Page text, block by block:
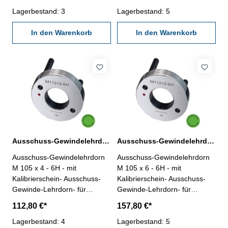
Lehrenstahl- Norm DIN 13,
6H- mit Erleichterungsbohrung
und zwei Handgriffen
Nennmaß: M 105 x 2
Lagerbestand: 3
In den Warenkorb
Lehrenstahl- Norm DIN 13,
6H- mit Erleichterungsbohrung
und zwei Handgriffen
Nennmaß: M 105 x 3
Lagerbestand: 5
In den Warenkorb
Ausschuss-Gewindelehrdorn M 105 x 4 - 6H DIN 13
Ausschuss-Gewindelehrdorn
M 105 x 4 - 6H - mit
Kalibrierschein- Ausschuss-
Gewinde-Lehrdorn- für
rechts- aus gehärtetem
Lehrenstahl- Norm DIN 13,
112,80 €*
Lagerbestand: 4
Ausschuss-Gewindelehrdorn M 105 x 6 - 6H DIN 13
Ausschuss-Gewindelehrdorn
M 105 x 6 - 6H - mit
Kalibrierschein- Ausschuss-
Gewinde-Lehrdorn- für
rechts- aus gehärtetem
Lehrenstahl- Norm DIN 13,
157,80 €*
Lagerbestand: 5